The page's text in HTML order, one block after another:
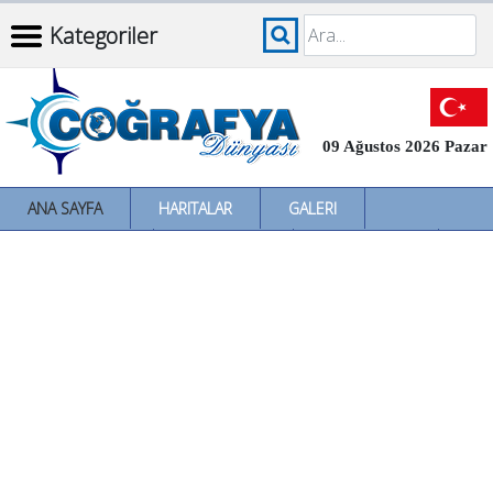
Kategoriler
09 Ağustos 2026 Pazar
ANA SAYFA HARITALAR
GALERI